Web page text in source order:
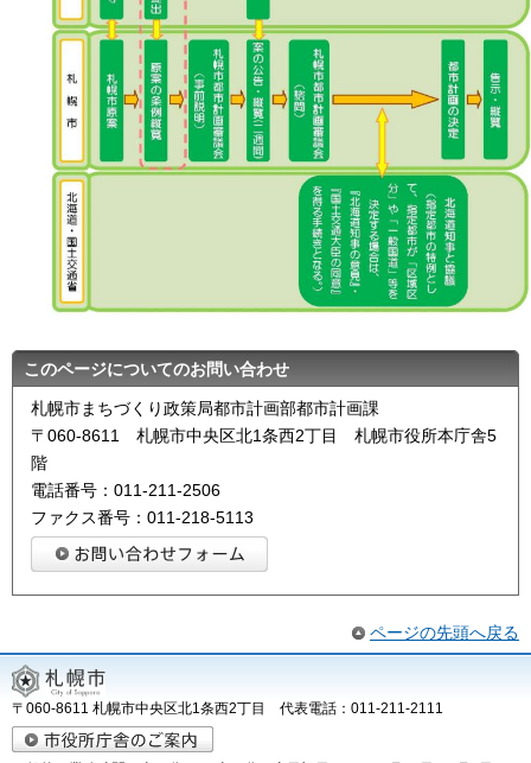
このページについてのお問い合わせ
札幌市まちづくり政策局都市計画部都市計画課
〒060-8611 札幌市中央区北1条西2丁目 札幌市役所本庁舎5
階
電話番号：011-211-2506
ファクス番号：011-218-5113
ページの先頭へ戻る
〒060-8611 札幌市中央区北1条西2丁目 代表電話：011-211-2111